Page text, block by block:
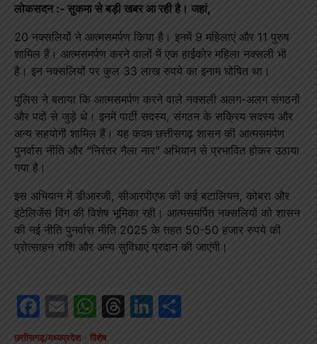
लोकसदन :- सुकमा से बड़ी खबर आ रही है। जहां,
20 नक्सलियों ने आत्मसमर्पण किया है। इनमें 9 महिलाएं और 11 पुरुष
शामिल हैं। आत्मसमर्पण करने वालों में एक हाईकोर महिला नक्सली भी
है। इन नक्सलियों पर कुल 33 लाख रुपये का इनाम घोषित था।
पुलिस ने बताया कि आत्मसमर्पण करने वाले नक्सली अलग-अलग संगठनों
और पदों से जुड़े थे। इनमें पार्टी सदस्य, संगठन के सक्रिय सदस्य और
अन्य सहयोगी शामिल हैं। यह कदम छत्तीसगढ़ शासन की आत्मसमर्पण
पुनर्वास नीति और “निरंतर नैला नार” अभियान से प्रभावित होकर उठाया
गया है।
इस अभियान में डीआरजी, सीआरपीएफ की कई बटालियन, कोबरा और
इंटेलिजेंस विंग की विशेष भूमिका रही। आत्मसमर्पित नक्सलियों को शासन
की नई नीति पुनर्वास नीति 2025 के तहत 50-50 हजार रुपये की
प्रोत्साहन राशि और अन्य सुविधाएं प्रदान की जाएंगी।
Facebook
EmailWhatsApp
Threads
LinkedIn
छत्तीसगढ़/मध्यप्रदेश विशेष